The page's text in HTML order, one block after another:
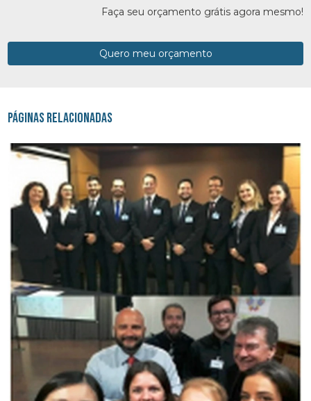
Faça seu orçamento grátis agora mesmo!
Quero meu orçamento
Páginas Relacionadas